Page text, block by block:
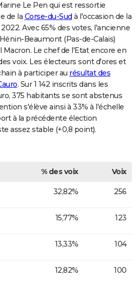
Le Pen qui est ressortie
de la Corse-du-Sud à l'occasion de la
Avec 65% des votes, l'ancienne
Beaumont (Pas-de-Calais)
Le chef de l'Etat encore en
voix. Les électeurs sont d'ores et
à participer au résultat des
. Sur 1 142 inscrits dans les
375 habitants se sont abstenus
s'élève ainsi à 33% à l'échelle
à la précédente élection
assez stable (+0,8 point).
% des voix
Voix
32,82% 256
15,77% 123
13,33% 104
12,82% 100